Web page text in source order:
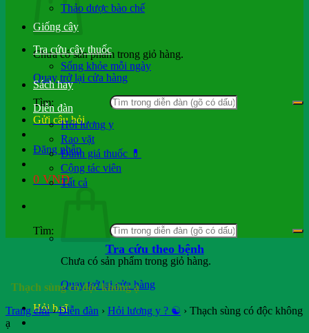
Chưa có sản phẩm trong giỏ hàng.
Quay trở lại cửa hàng
Tìm:
Gửi câu hỏi
Đăng nhập
0 VND
Chưa có sản phẩm trong giỏ hàng.
Quay trở lại cửa hàng
Hỏi b.sĩ
Thảo dược bào chế
Giống cây
Tra cứu cây thuốc
Sống khỏe mỗi ngày
Sách hay
Diễn đàn
Hỏi lương y
Rao vặt
Đánh giá thuốc 💊
Cộng tác viên
Tất cả
Tìm:
Tra cứu theo bệnh
Thạch sùng có độc không ạ
Trang chủ › Diễn đàn › Hỏi lương y ? ☯️ › Thạch sùng có độc không
ạ